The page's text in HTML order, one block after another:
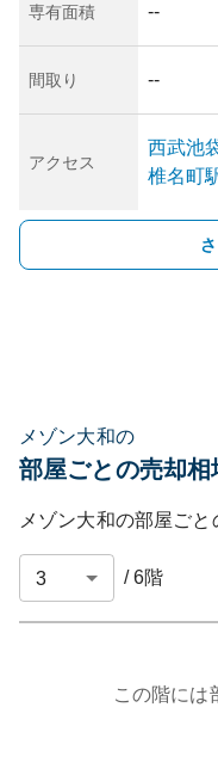
専有面積 --
間取り --
アクセス
西武池
椎名町
メゾン大和の
部屋ごとの売却相
メゾン大和の部屋ごと
/6階
この階には